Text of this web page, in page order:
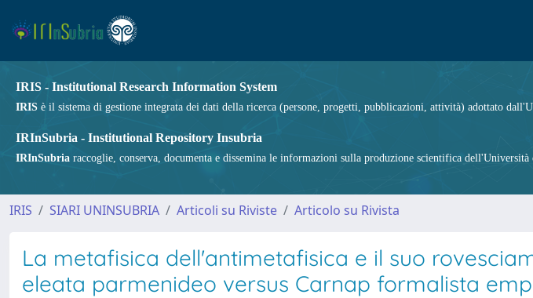
IRIS - Institutional Research Information System
IRIS è il sistema di gestione integrata dei dati della ricerca (persone, progetti, pubblicazioni, attività) adottato
IRInSubria - Institutional Repository Insubria
IRInSubria raccoglie, conserva, documenta e dissemina le informazioni sulla produzione scientifica
IRIS SIARI UNINSUBRIA Articoli su Riviste Articolo su Rivista
La metafisica dell'antimetafisica e il suo
eleata parmenideo versus Carnap formalista